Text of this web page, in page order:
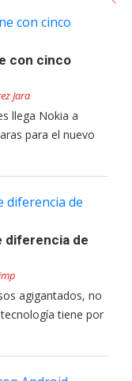
con cinco
Jara
llega Nokia a
para el nuevo
diferencia de
agigantados, no
tiene por